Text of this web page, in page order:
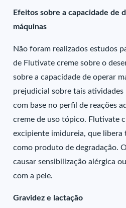
Efeitos sobre a capacidade de
máquinas
Não foram realizados estudos
de Flutivate creme sobre o
sobre a capacidade de operar
prejudicial sobre tais
com base no perfil de reações
creme de uso tópico. Flutivate
excipiente imidureia, que
como produto de degradação.
causar sensibilização alérgica
com a pele.
Gravidez e lactação